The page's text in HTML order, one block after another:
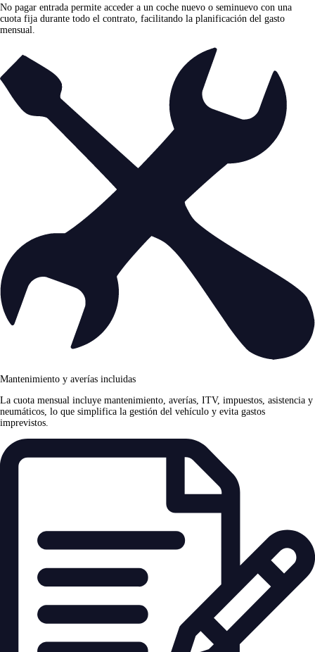
No pagar entrada permite acceder a un coche nuevo o seminuevo con una
cuota fija durante todo el contrato, facilitando la planificación del gasto
mensual.
Mantenimiento y averías incluidas
La cuota mensual incluye mantenimiento, averías, ITV, impuestos, asistencia y
neumáticos, lo que simplifica la gestión del vehículo y evita gastos
imprevistos.